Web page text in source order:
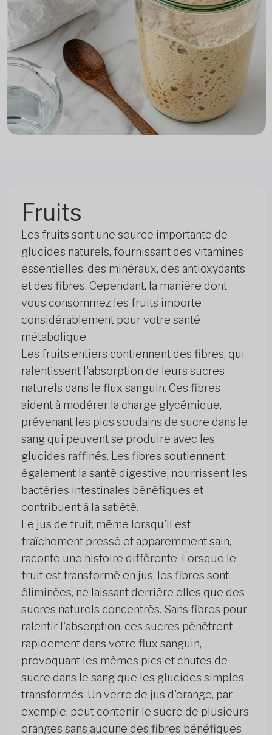
Fruits
Les fruits sont une source importante de
glucides naturels, fournissant des vitamines
essentielles, des minéraux, des antioxydants
et des fibres. Cependant, la manière dont
vous consommez les fruits importe
considérablement pour votre santé
métabolique.
Les fruits entiers contiennent des fibres, qui
ralentissent l'absorption de leurs sucres
naturels dans le flux sanguin. Ces fibres
aident à modérer la charge glycémique,
prévenant les pics soudains de sucre dans le
sang qui peuvent se produire avec les
glucides raffinés. Les fibres soutiennent
également la santé digestive, nourrissent les
bactéries intestinales bénéfiques et
contribuent à la satiété.
Le jus de fruit, même lorsqu'il est
fraîchement pressé et apparemment sain,
raconte une histoire différente. Lorsque le
fruit est transformé en jus, les fibres sont
éliminées, ne laissant derrière elles que des
sucres naturels concentrés. Sans fibres pour
ralentir l'absorption, ces sucres pénètrent
rapidement dans votre flux sanguin,
provoquant les mêmes pics et chutes de
sucre dans le sang que les glucides simples
transformés. Un verre de jus d'orange, par
exemple, peut contenir le sucre de plusieurs
oranges sans aucune des fibres bénéfiques